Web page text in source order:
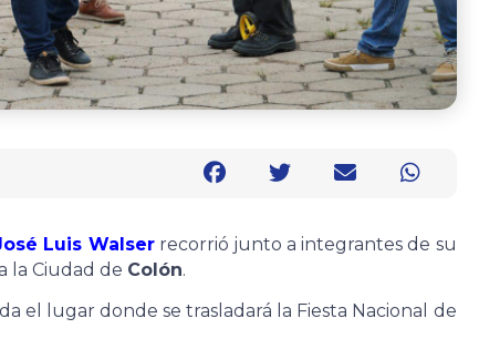
Luis Walserrecorrió junto a integrantes de su
la Ciudad de Colón.
el lugar donde se trasladará la Fiesta Nacional de